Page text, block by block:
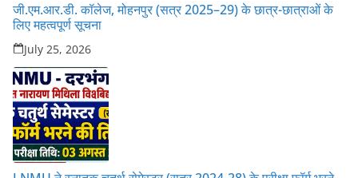
जी.एम.आर.डी. कॉलेज, मोहनपुर (सत्र 2025–29) के छात्र-छात्राओं के
लिए महत्वपूर्ण सूचना
July 25, 2026